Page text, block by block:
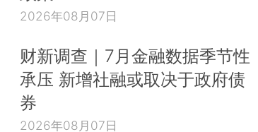
2026年08月07日
财新调查｜7月金融数据季节性
承压 新增社融或取决于政府债
券
2026年08月07日